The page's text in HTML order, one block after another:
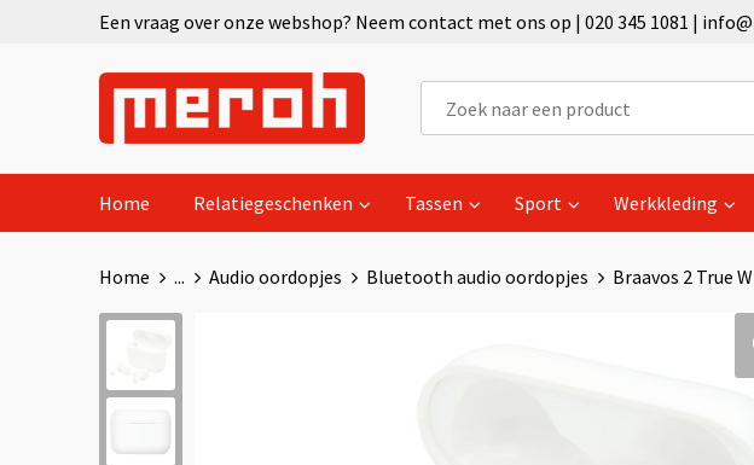
Een vraag over onze webshop? Neem contact met ons op | 020 345 1081 |
Home Relatiegeschenken Tassen Sport Werkkleding
Home ... Audio oordopjes Bluetooth audio oordopjes Braavos 2 True